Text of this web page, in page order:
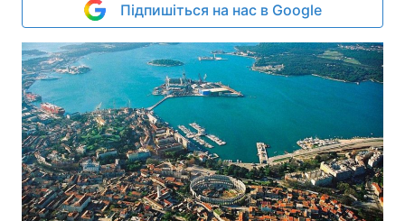
Підпишіться на нас в Google